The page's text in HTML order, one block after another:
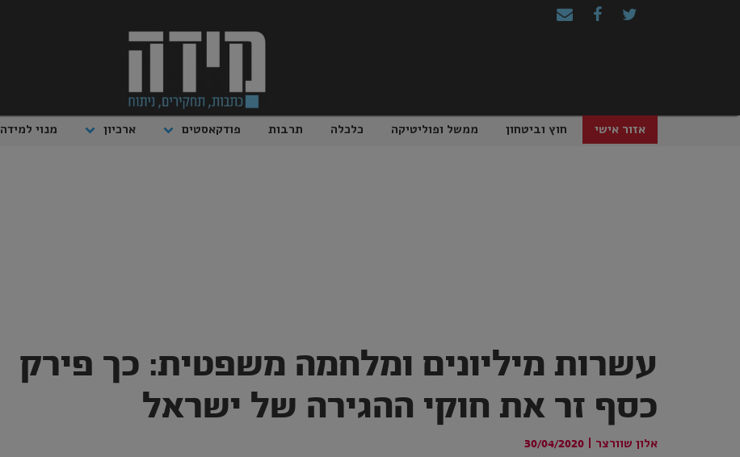
אזור אישי חוץ וביטחון ממשל ופוליטיקה כלכלה תרבות פודקאסטים ארכיון מנוי למידה
עשרות מיליונים ומלחמה משפטית: כך פירק
כסף זר את חוקי ההגירה של ישראל
אלון שוורצר 30/04/2020